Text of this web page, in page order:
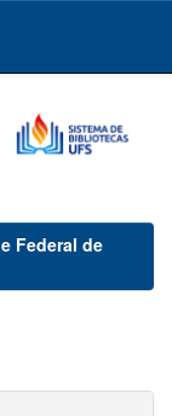
Federal de